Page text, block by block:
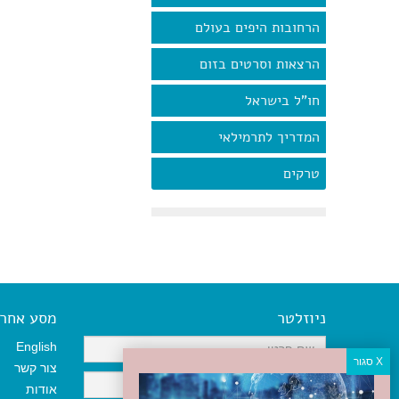
הרחובות היפים בעולם
הרצאות וסרטים בזום
חו"ל בישראל
המדריך לתרמילאי
טרקים
ניוזלטר מסע אחר
English
צור קשר
אודות